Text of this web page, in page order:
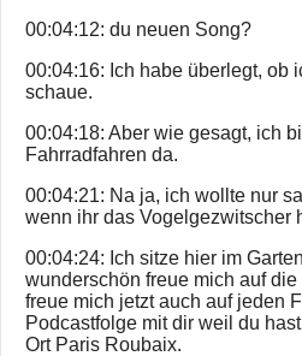
00:04:12: du neuen Song?
00:04:16: Ich habe überlegt, ob
schaue.
00:04:18: Aber wie gesagt, ich
Fahrradfahren da.
00:04:21: Na ja, ich wollte nur
wenn ihr das Vogelgezwitscher
00:04:24: Ich sitze hier im
wunderschön freue mich auf
freue mich jetzt auch auf jeden
Podcastfolge mit dir weil du
Ort Paris Roubaix.